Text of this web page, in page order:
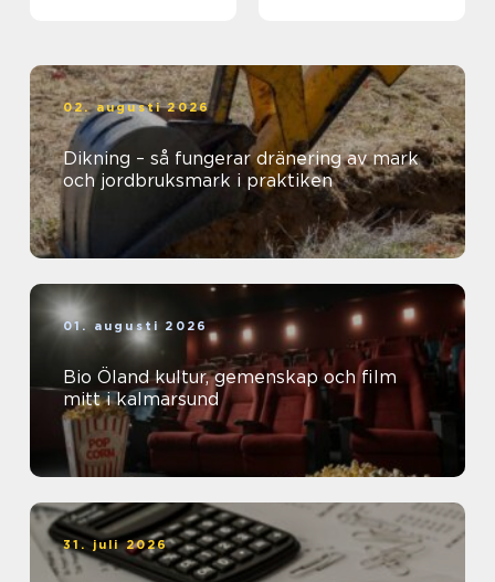
02. augusti 2026
Dikning – så fungerar dränering av mark
och jordbruksmark i praktiken
01. augusti 2026
Bio Öland kultur, gemenskap och film
mitt i kalmarsund
31. juli 2026